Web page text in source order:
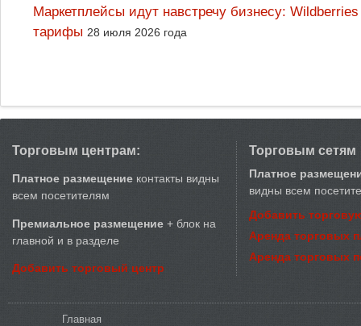
Маркетплейсы идут навстречу бизнесу:
тарифы 28 июля 2026 года
Торговым центрам:
Платное размещение контакты видны
всем посетителям
Премиальное размещение + блок на
главной и в разделе
Добавить торговый центр
Торговым сетям
Платное
видны всем
Добавить
Аренда торговых
Аренда торговых
Главная